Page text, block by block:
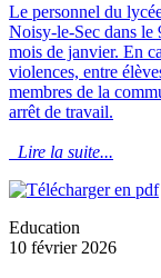
Le personnel du
Noisy-le-Sec dans le
mois de janvier. En
violences, entre
membres de la
arrêt de travail.
Lire la suite...
Education
10 février 2026